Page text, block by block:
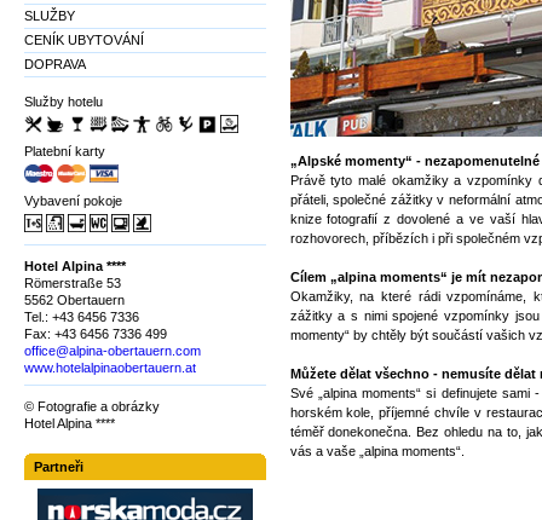
„Alpské momenty“ -
Právě tyto malé okamžiky a vzpomínky
přáteli, společné zážitky v neformální
knize fotografií z dovolené a ve vaší
rozhovorech, příbězích i při společném
Cílem „alpina moments“ je mít
Okamžiky, na které rádi vzpomínáme,
zážitky a s nimi spojené vzpomínky
momenty“ by chtěly být součástí vašich
Můžete dělat všechno - nemusíte dělat
Své „alpina moments“ si definujete
horském kole, příjemné chvíle v
téměř donekonečna. Bez ohledu na to,
vás a vaše „alpina moments“.
SLUŽBY
CENÍK UBYTOVÁNÍ
DOPRAVA
Služby hotelu
Platební karty
Vybavení pokoje
Hotel Alpina ****
Römerstraße 53
5562 Obertauern
Tel.: +43 6456 7336
Fax: +43 6456 7336 499
office@alpina-obertauern.com
www.hotelalpinaobertauern.at
© Fotografie a obrázky
Hotel Alpina ****
Partneři